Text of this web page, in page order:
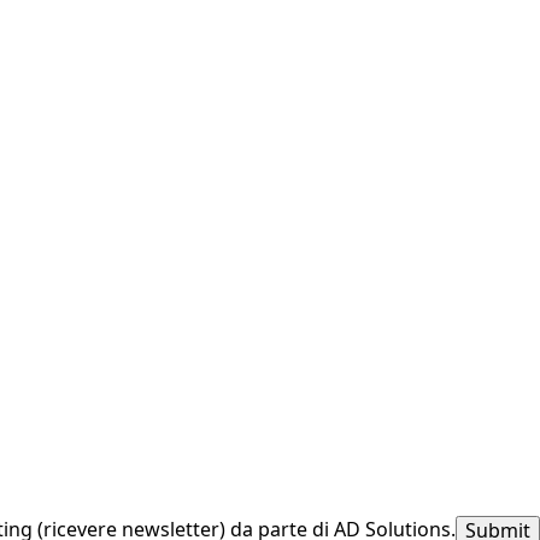
(ricevere newsletter) da parte di AD Solutions. Submit